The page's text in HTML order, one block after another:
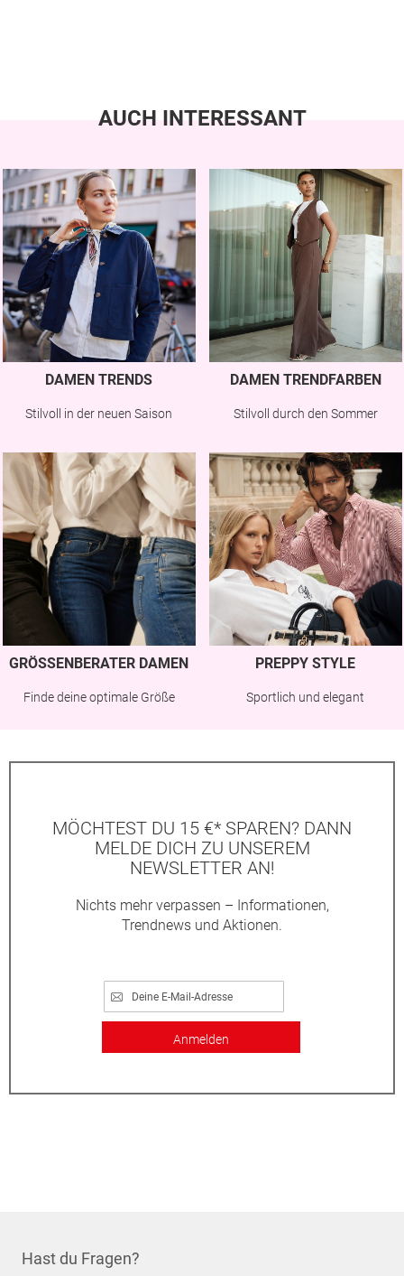
AUCH INTERESSANT
DAMEN TRENDS
Stilvoll in der neuen Saison
DAMEN TRENDFARBEN
Stilvoll durch den Sommer
GRÖSSENBERATER DAMEN
Finde deine optimale Größe
PREPPY STYLE
Sportlich und elegant
MÖCHTEST DU 15 €* SPAREN? DANN
MELDE DICH ZU UNSEREM
NEWSLETTER AN!
Nichts mehr verpassen – Informationen,
Trendnews und Aktionen.
Anmelden
Hast du Fragen?